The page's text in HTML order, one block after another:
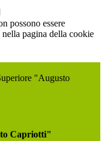
possono essere
pagina della cookie
"Augusto
Capriotti"